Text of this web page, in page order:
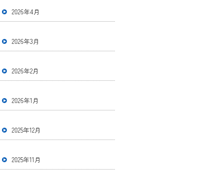
2026年4月
2026年3月
2026年2月
2026年1月
2025年12月
2025年11月